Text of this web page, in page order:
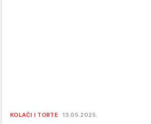
KOLAČI I TORTE 13.05.2025.